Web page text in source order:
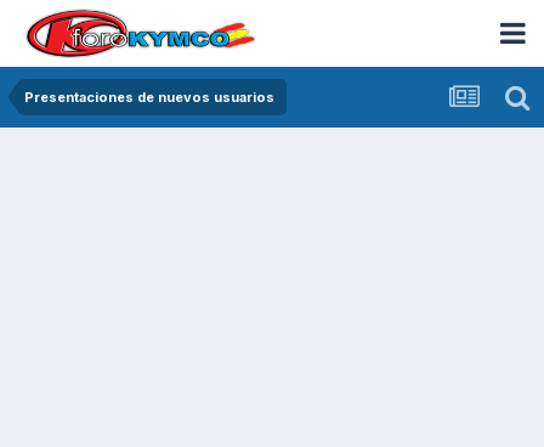
Presentaciones de nuevos usuarios